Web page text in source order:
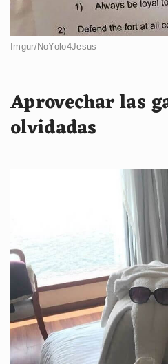
Imgur/NoYolo4Jesus
Aprovechar las
olvidadas